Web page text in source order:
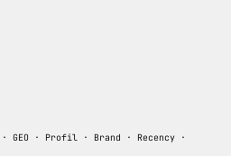
GEO · Profil · Brand · Recency ·